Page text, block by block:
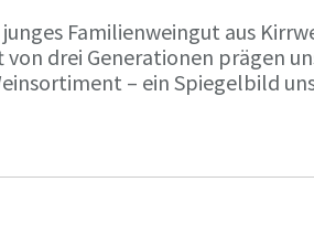
Familienweingut aus
drei Generationen prägen
– ein Spiegelbild